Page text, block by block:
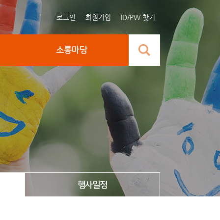
로그인 회원가입 ID/PW 찾기
소통마당
행사일정